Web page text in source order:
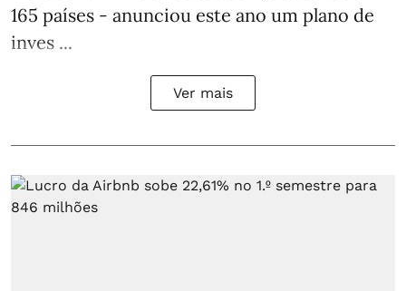
165 países - anunciou este ano um plano de
inves ...
Ver mais